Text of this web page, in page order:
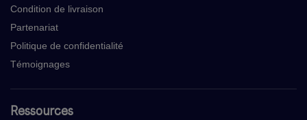
Condition de livraison
Partenariat
Politique de confidentialité
Témoignages
Ressources